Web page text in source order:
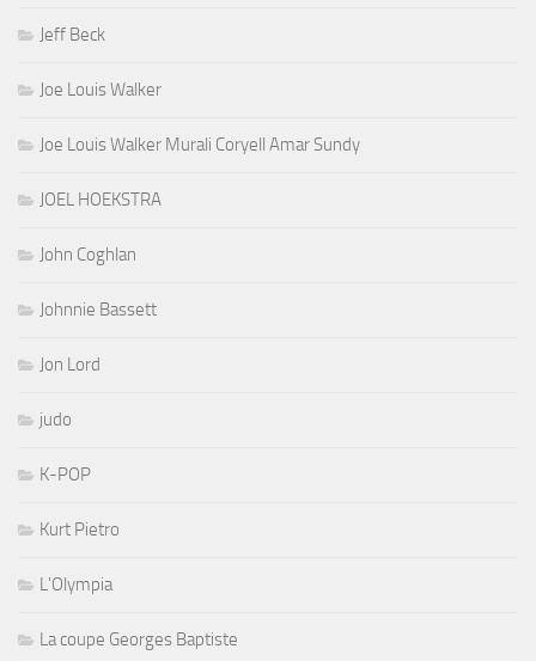
Jeff Beck
Joe Louis Walker
Joe Louis Walker Murali Coryell Amar Sundy
JOEL HOEKSTRA
John Coghlan
Johnnie Bassett
Jon Lord
judo
K-POP
Kurt Pietro
L'Olympia
La coupe Georges Baptiste